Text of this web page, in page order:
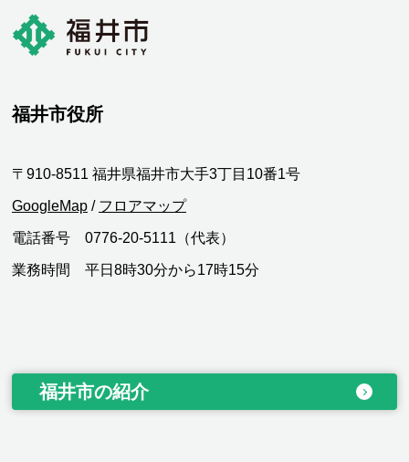
福井市役所
〒910-8511 福井県福井市大手3丁目10番1号
GoogleMap / フロアマップ
電話番号 0776-20-5111（代表）
業務時間 平日8時30分から17時15分
福井市の紹介